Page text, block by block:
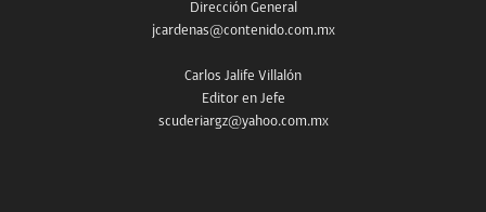
Dirección General
jcardenas@contenido.com.mx
Carlos Jalife Villalón
Editor en Jefe
scuderiargz@yahoo.com.mx